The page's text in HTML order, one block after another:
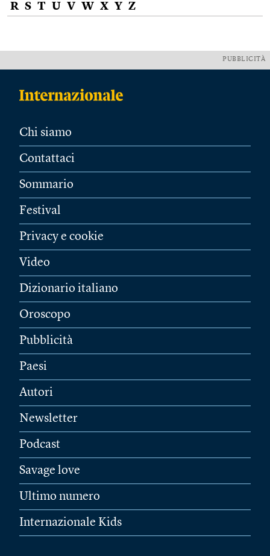
R S T U V W X Y Z
PUBBLICITÀ
Chi siamo
Contattaci
Sommario
Festival
Privacy e cookie
Video
Dizionario italiano
Oroscopo
Pubblicità
Paesi
Autori
Newsletter
Podcast
Savage love
Ultimo numero
Internazionale Kids